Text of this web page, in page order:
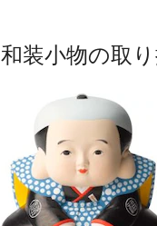
和装小物の取